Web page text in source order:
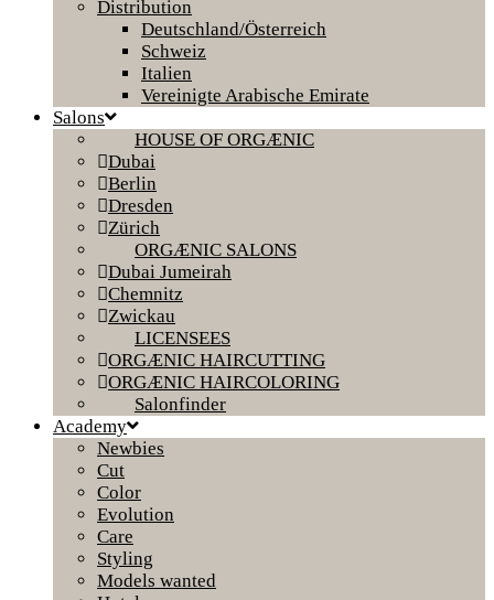
Distribution
Deutschland/Österreich
Schweiz
Italien
Vereinigte Arabische Emirate
Salons
HOUSE OF ORGÆNIC
Dubai
Berlin
Dresden
Zürich
ORGÆNIC SALONS
Dubai Jumeirah
Chemnitz
Zwickau
LICENSEES
ORGÆNIC HAIRCUTTING
ORGÆNIC HAIRCOLORING
Salonfinder
Academy
Newbies
Cut
Color
Evolution
Care
Styling
Models wanted